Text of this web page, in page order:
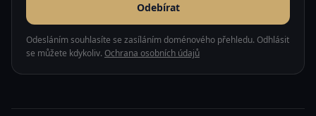
Odebírat
Odesláním souhlasíte se zasíláním doménového přehledu. Odhlásit
se můžete kdykoliv. Ochrana osobních údajů